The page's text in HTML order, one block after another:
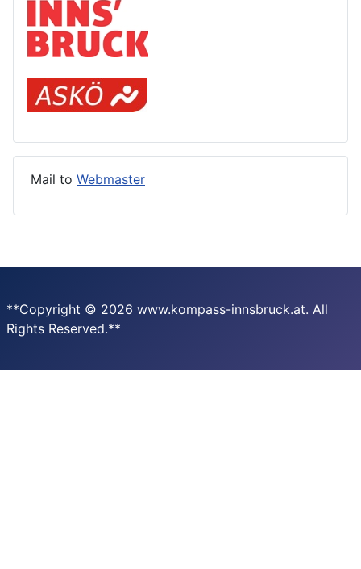
Mail to Webmaster
**Copyright © 2026 www.kompass-innsbruck.at. All
Rights Reserved.**